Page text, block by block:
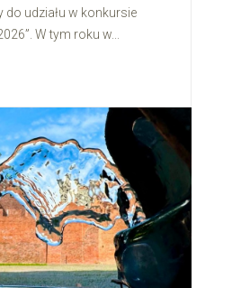
do udziału w konkursie
W tym roku w...